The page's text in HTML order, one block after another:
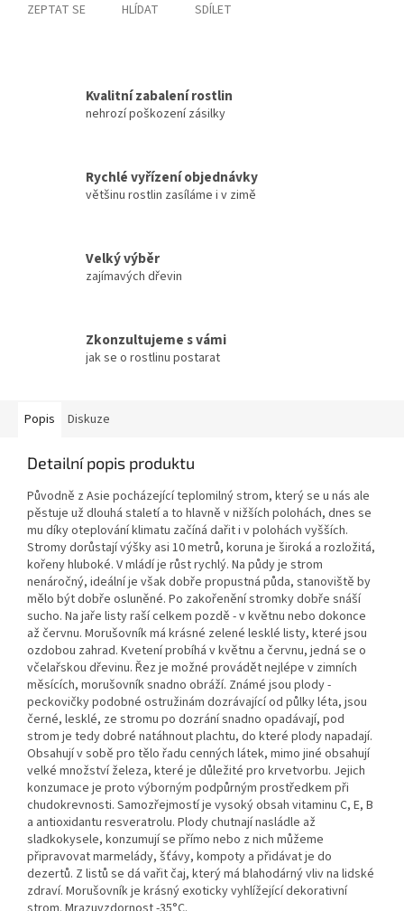
ZEPTAT SE HLÍDAT SDÍLET
Kvalitní zabalení rostlin
nehrozí poškození zásilky
Rychlé vyřízení objednávky
většinu rostlin zasíláme i v zimě
Velký výběr
zajímavých dřevin
Zkonzultujeme s vámi
jak se o rostlinu postarat
Popis Diskuze
Detailní popis produktu
Původně z Asie pocházející teplomilný strom, který se u nás ale
pěstuje už dlouhá staletí a to hlavně v nižších polohách, dnes se
mu díky oteplování klimatu začíná dařit i v polohách vyšších.
Stromy dorůstají výšky asi 10 metrů, koruna je široká a rozložitá,
kořeny hluboké. V mládí je růst rychlý. Na půdy je strom
nenáročný, ideální je však dobře propustná půda, stanoviště by
mělo být dobře osluněné. Po zakořenění stromky dobře snáší
sucho. Na jaře listy raší celkem pozdě - v květnu nebo dokonce
až červnu. Morušovník má krásné zelené lesklé listy, které jsou
ozdobou zahrad. Kvetení probíhá v květnu a červnu, jedná se o
včelařskou dřevinu. Řez je možné provádět nejlépe v zimních
měsících, morušovník snadno obráží. Známé jsou plody -
peckovičky podobné ostružinám dozrávající od půlky léta, jsou
černé, lesklé, ze stromu po dozrání snadno opadávají, pod
strom je tedy dobré natáhnout plachtu, do které plody napadají.
Obsahují v sobě pro tělo řadu cenných látek, mimo jiné obsahují
velké množství železa, které je důležité pro krvetvorbu. Jejich
konzumace je proto výborným podpůrným prostředkem při
chudokrevnosti. Samozřejmostí je vysoký obsah vitaminu C, E, B
a antioxidantu resveratrolu. Plody chutnají nasládle až
sladkokysele, konzumují se přímo nebo z nich můžeme
připravovat marmelády, šťávy, kompoty a přidávat je do
dezertů. Z listů se dá vařit čaj, který má blahodárný vliv na lidské
zdraví. Morušovník je krásný exoticky vyhlížející dekorativní